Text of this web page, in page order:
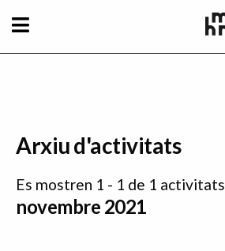
Arxiu d'activitats
Es mostren 1 - 1 de 1 activitats
novembre 2021